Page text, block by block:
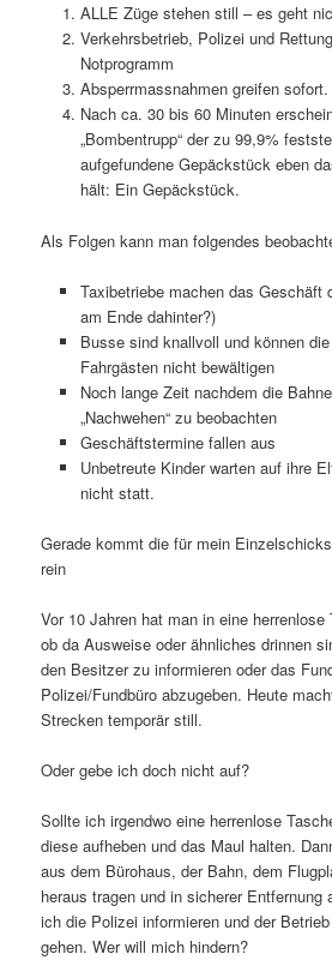
ALLE Züge stehen still – es geht
Verkehrsbetrieb, Polizei und
Notprogramm
Absperrmassnahmen greifen sofort.
Nach ca. 30 bis 60 Minuten
„Bombentrupp“ der zu 99,9%
aufgefundene Gepäckstück eben
hält: Ein Gepäckstück.
Als Folgen kann man folgendes
Taxibetriebe machen das Geschäft
am Ende dahinter?)
Busse sind knallvoll und können
Fahrgästen nicht bewältigen
Noch lange Zeit nachdem die
„Nachwehen“ zu beobachten
Geschäftstermine fallen aus
Unbetreute Kinder warten auf ihre
nicht statt.
Gerade kommt die für mein
rein
Vor 10 Jahren hat man in eine
ob da Ausweise oder ähnliches drinnen
den Besitzer zu informieren oder das
Polizei/Fundbüro abzugeben. Heute
Strecken temporär still.
Oder gebe ich doch nicht auf?
Sollte ich irgendwo eine herrenlose
diese aufheben und das Maul halten.
aus dem Bürohaus, der Bahn, dem
heraus tragen und in sicherer Entfernung
ich die Polizei informieren und der
gehen. Wer will mich hindern?